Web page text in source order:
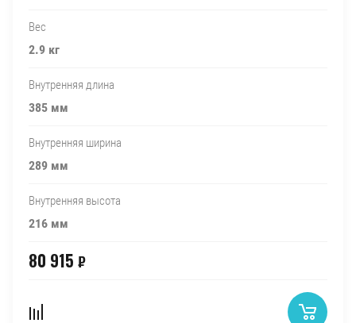
Вес
2.9 кг
Внутренняя длина
385 мм
Внутренняя ширина
289 мм
Внутренняя высота
216 мм
80 915 ₽